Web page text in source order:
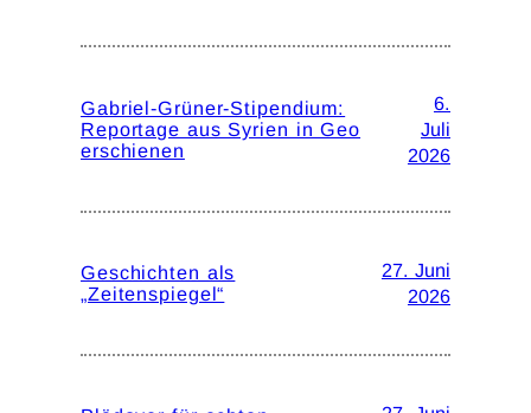
Gabriel-Grüner-Stipendium:
Reportage aus Syrien in Geo
erschienen
6.
Juli
2026
Geschichten als
„Zeitenspiegel“
27. Juni
2026